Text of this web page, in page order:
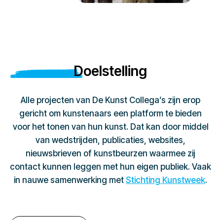
Doelstelling
Alle projecten van De Kunst Collega’s zijn erop
gericht om kunstenaars een platform te bieden
voor het tonen van hun kunst. Dat kan door middel
van wedstrijden, publicaties, websites,
nieuwsbrieven of kunstbeurzen waarmee zij
contact kunnen leggen met hun eigen publiek. Vaak
in nauwe samenwerking met Stichting Kunstweek.